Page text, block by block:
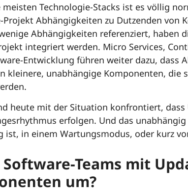
meisten Technologie-Stacks ist es völlig
Projekt Abhängigkeiten zu Dutzenden von
Abhängigkeiten referenziert, haben
integriert werden. Micro Services,
Entwicklung führen weiter dazu, dass
kleinere, unabhängige Komponenten, die
heute mit der Situation konfrontiert,
erfolgen. Und das
ist, in einem Wartungsmodus, oder kurz
Teams mit
um?